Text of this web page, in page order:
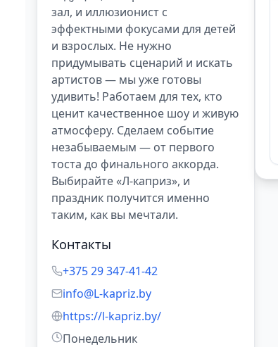
зал, и иллюзионист с
эффектными фокусами для детей
и взрослых. Не нужно
придумывать сценарий и искать
артистов — мы уже готовы
удивить! Работаем для тех, кто
ценит качественное шоу и живую
атмосферу. Сделаем событие
незабываемым — от первого
тоста до финального аккорда.
Выбирайте «Л-каприз», и
праздник получится именно
таким, как вы мечтали.
Контакты
+375 29 347-41-42
info@L-kapriz.by
https://l-kapriz.by/
Понедельник